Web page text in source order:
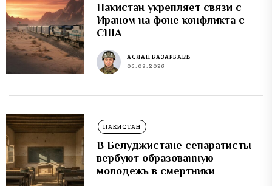
Пакистан укрепляет связи с
Ираном на фоне конфликта с
США
АСЛАН БАЗАРБАЕВ
06.08.2026
ПАКИСТАН
В Белуджистане сепаратисты
вербуют образованную
молодежь в смертники